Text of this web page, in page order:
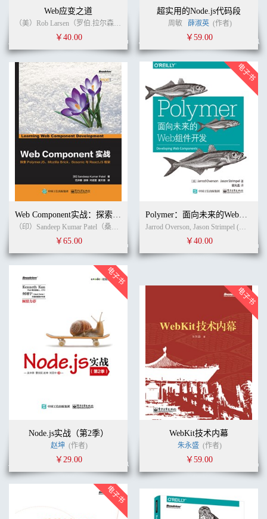
Web应变之道
（美）Rob Larsen（罗伯.拉尔森） (作者) (译者)
￥40.00
超实用的Node.js代码段
周敏 薛淑英 (作者)
￥59.00
Web Component实战：探索PolymerJS、Mozilla Brick、Bosonic与ReactJS框架
（印）Sandeep Kumar Patel（桑迪普·库马尔·帕特尔） (作者) 范洪春 (译者)
￥65.00
Polymer：面向未来的Web组件开发
Jarrod Overson, Jason Strimpel (作者) 谢光磊 (译者)
￥40.00
Node.js实战（第2季）
赵坤 (作者)
￥29.00
WebKit技术内幕
朱永盛 (作者)
￥59.00